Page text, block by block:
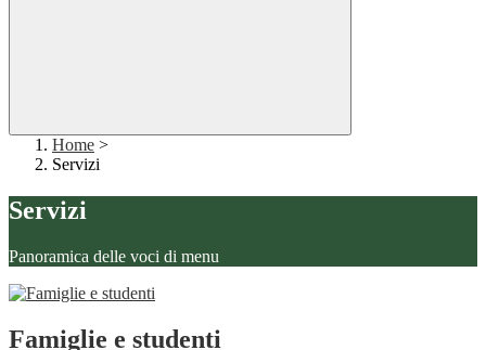
Home >
Servizi
Servizi
Panoramica delle voci di menu
Famiglie e studenti